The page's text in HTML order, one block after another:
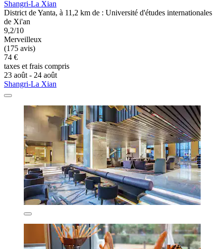
Shangri-La Xian
District de Yanta, à 11,2 km de : Université d'études internationales
de Xi'an
9,2/10
Merveilleux
(175 avis)
74 €
taxes et frais compris
23 août - 24 août
Shangri-La Xian